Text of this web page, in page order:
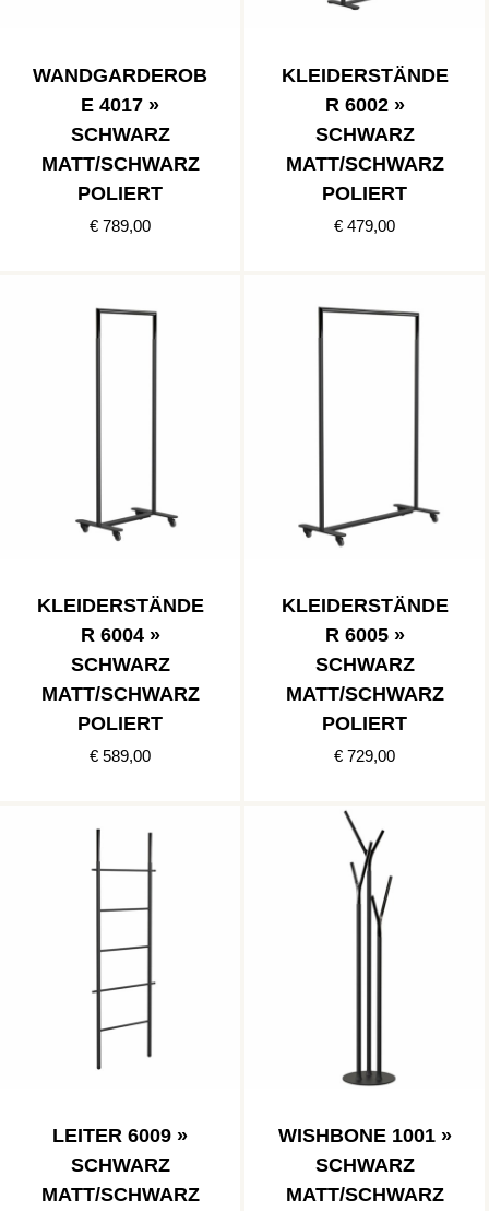
WANDGARDEROB
E 4017 »
SCHWARZ
MATT/SCHWARZ
POLIERT
€ 789,00
KLEIDERSTÄNDE
R 6002 »
SCHWARZ
MATT/SCHWARZ
POLIERT
€ 479,00
KLEIDERSTÄNDE
R 6004 »
SCHWARZ
MATT/SCHWARZ
POLIERT
€ 589,00
KLEIDERSTÄNDE
R 6005 »
SCHWARZ
MATT/SCHWARZ
POLIERT
€ 729,00
LEITER 6009 »
SCHWARZ
MATT/SCHWARZ
WISHBONE 1001 »
SCHWARZ
MATT/SCHWARZ